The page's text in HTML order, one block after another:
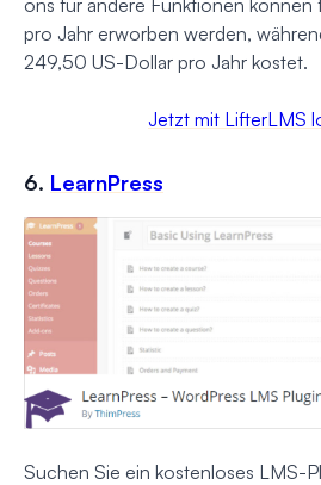
pro Jahr erworben werden,
249,50 US-Dollar pro Jahr kostet.
Jetzt mit LifterLMS
6. LearnPress
Suchen Sie ein kostenloses LMS-